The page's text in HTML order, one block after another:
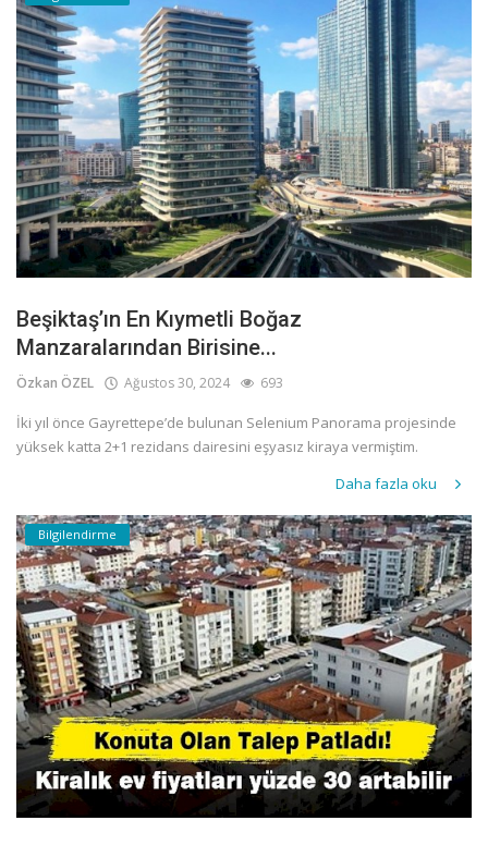
Beşiktaş’ın En Kıymetli Boğaz
Manzaralarından Birisine...
Özkan ÖZEL Ağustos 30, 2024 693
İki yıl önce Gayrettepe’de bulunan Selenium Panorama projesinde
yüksek katta 2+1 rezidans dairesini eşyasız kiraya vermiştim.
Daha fazla oku
Bilgilendirme